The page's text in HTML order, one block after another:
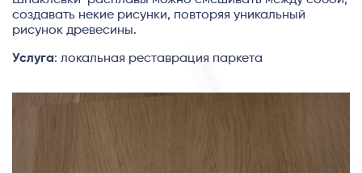
создавать некие рисунки, повторяя уникальный
рисунок древесины.
Услуга: локальная реставрация паркета